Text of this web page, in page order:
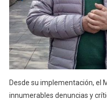
Desde su implementación, el
innumerables denuncias y